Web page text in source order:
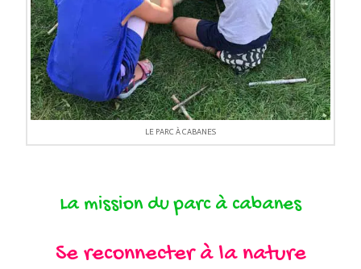
LE PARC À CABANES
La mission du parc à cabanes
Se reconnecter à la nature